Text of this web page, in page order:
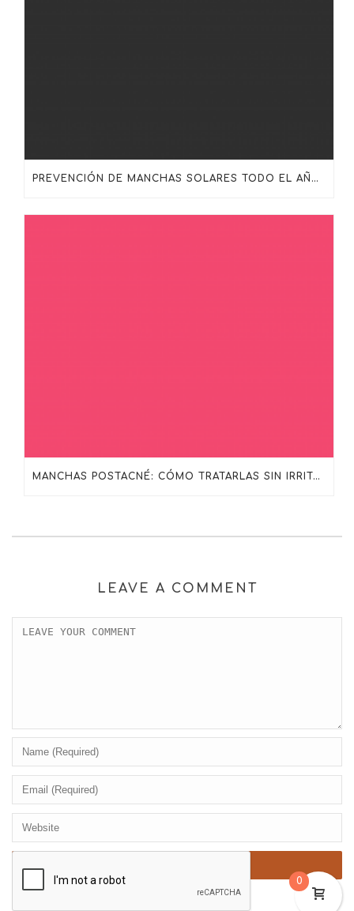
PREVENCIÓN DE MANCHAS SOLARES TODO EL AÑO: MÁS ALLÁ DEL PROTECTOR SOLAR
MANCHAS POSTACNÉ: CÓMO TRATARLAS SIN IRRITAR LA PIEL CON SKINCEUTICALS
LEAVE A COMMENT
0